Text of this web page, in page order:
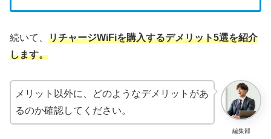
続いて、 リチャージWiFiを購入するデメリット5選を紹介
します。
編集部
メリット以外に、どのようなデメリットがあ
るのか確認してください。